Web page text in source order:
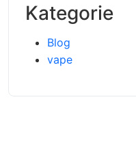
Kategorie
Blog
vape